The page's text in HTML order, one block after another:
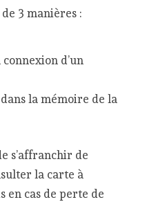
3 manières :
d’un
la mémoire de la
s’affranchir de
la carte à
en cas de perte de